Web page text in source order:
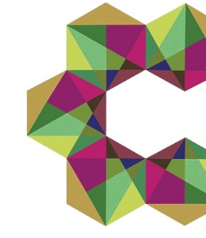
SEAMĂNĂ
CU
ACEEA
ÎN
CARE
SE
APUCĂ
DE
CEAFĂ
ȘI